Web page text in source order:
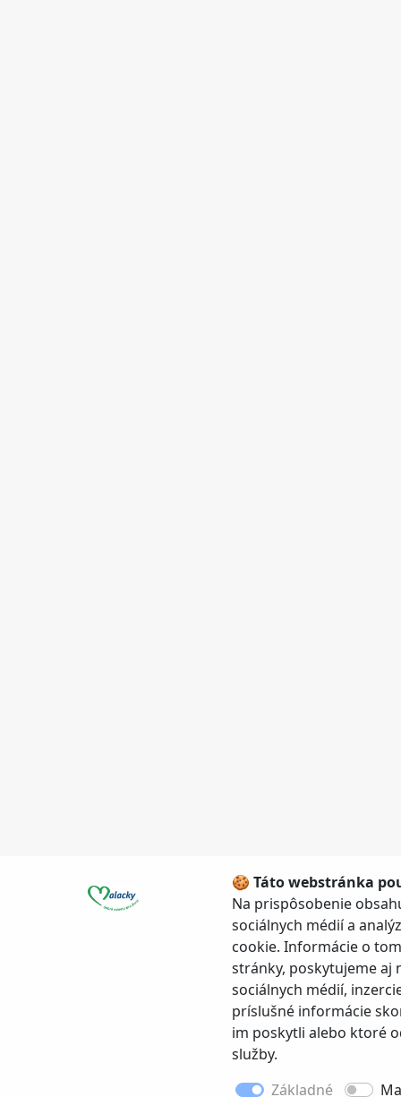
🍪 Táto webstránka
Na prispôsobenie
sociálnych médií a
cookie. Informácie o
stránky, poskytujeme aj
sociálnych médií,
príslušné informácie
im poskytli alebo ktoré
služby.
Základné